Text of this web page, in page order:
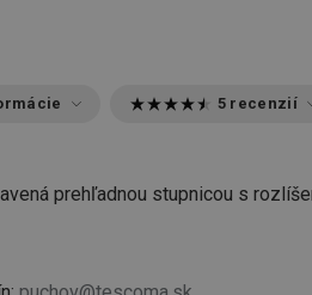
5 recenzií
prehľadnou stupnicou s